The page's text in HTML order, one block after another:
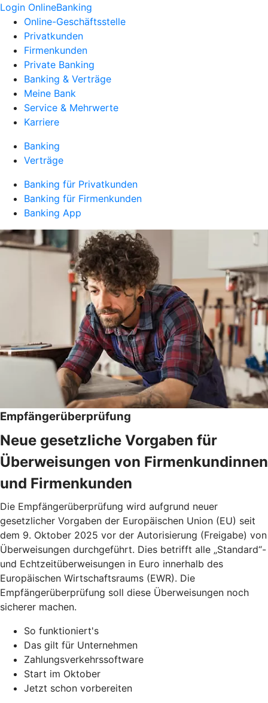
Login OnlineBanking
Online-Geschäftsstelle
Privatkunden
Firmenkunden
Private Banking
Banking & Verträge
Meine Bank
Service & Mehrwerte
Karriere
Banking
Verträge
Banking für Privatkunden
Banking für Firmenkunden
Banking App
Empfängerüberprüfung
Neue gesetzliche Vorgaben für
Überweisungen von Firmenkundinnen
und Firmenkunden
Die Empfängerüberprüfung wird aufgrund neuer
gesetzlicher Vorgaben der Europäischen Union (EU) seit
dem 9. Oktober 2025 vor der Autorisierung (Freigabe) von
Überweisungen durchgeführt. Dies betrifft alle „Standard“-
und Echtzeitüberweisungen in Euro innerhalb des
Europäischen Wirtschaftsraums (EWR). Die
Empfängerüberprüfung soll diese Überweisungen noch
sicherer machen.
So funktioniert's
Das gilt für Unternehmen
Zahlungsverkehrssoftware
Start im Oktober
Jetzt schon vorbereiten